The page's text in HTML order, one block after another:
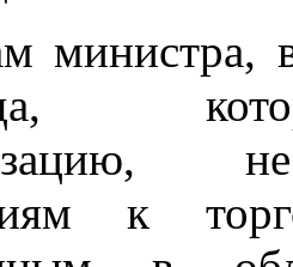
министра,
к